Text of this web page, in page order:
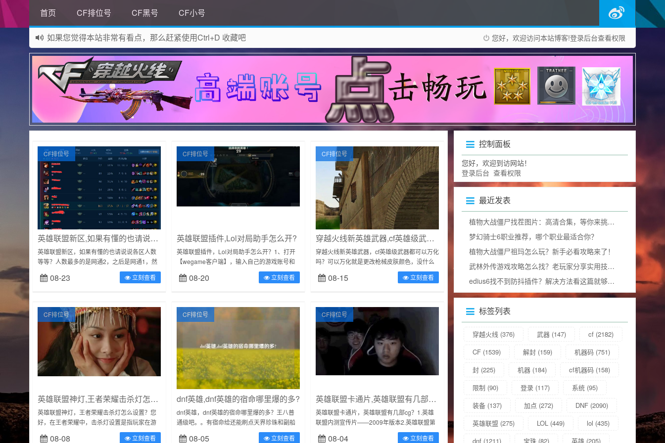
首页 CF排位号 CF黑号 CF小号
您好，欢迎访问本站博客!登录后台查看权限
如果您觉得本站非常有看点，那么赶紧使用Ctrl+D 收藏吧
网站所有资源均来自网络，如有侵权请联系站长删除！
CF排位号
英雄联盟新区,如果有懂的也请说说各区人数等等?
英雄联盟新区，如果有懂的也请说说各区人数
等等？人数最多的是网通2，之后是网通1，然
后是网通3，网通5，网通4，网通6这是2013年
底官方统计的，现在应该没有改变...
08-23 立刻查看
CF排位号
英雄联盟插件,Lol对局助手怎么开?
英雄联盟插件，Lol对局助手怎么开？1、打开
【wegame客户端】，输入自己的游戏账号和
密码进入到个人中心，点击选择【英雄联
盟】。2、在下方显示出来的界面上，点...
08-20 立刻查看
CF排位号
穿越火线新英雄武器,cf英雄级武器都可以万化吗?
穿越火线新英雄武器，cf英雄级武器都可以万化
吗？可以万化就是更改枪械皮肤颜色，没什么
实际作用，只为娱乐。比如英雄级武器中的雷
神、火麒麟和麒麟都可以解锁颜色包万化...
08-15 立刻查看
CF排位号
英雄联盟神灯,王者荣耀击杀灯怎么设置?
英雄联盟神灯，王者荣耀击杀灯怎么设置？您
好，在王者荣耀中，击杀灯设置是指玩家在游
戏中击杀敌方的灯神后，可以获得灯神的强化
08-08 立刻查看
CF排位号
dnf英雄,dnf英雄的宿命哪里爆的多?
dnf英雄，dnf英雄的宿命哪里爆的多？王八普
通级吧。。有宿命给还能刷点天界珍珠和副船
长的戒指。是个赚钱的图普雷黄队配置连内贝
08-05 立刻查看
CF排位号
英雄联盟卡通片,英雄联盟有几部cg?
英雄联盟卡通片，英雄联盟有几部cg？1.英雄
联盟内测宣传片——2009年版本2.英雄联盟第
08-04 立刻查看
控制面板
您好，欢迎到访网站！
登录后台 查看权限
最近发表
植物大战僵尸找茬图片：高清合集，等你来挑战眼力极限！
梦幻骑士6职业推荐，哪个职业最适合你？
植物大战僵尸祖玛怎么玩？新手必看攻略来了！
武林外传游戏攻略怎么找？老玩家分享实用技巧！
edius6找不到防抖插件？解决方法看这篇就够了！
标签列表
穿越火线 (376) 武器 (147) cf (2182)
CF (1539) 解封 (159) 机器码 (751)
封 (225) 机器 (184) cf机器码 (158)
限制 (90) 登录 (117) 系统 (95)
装备 (137) 加点 (272) DNF (2090)
英雄联盟 (275) LOL (449) lol (435)
dnf (1211) 宝珠 (82) 英雄 (205)